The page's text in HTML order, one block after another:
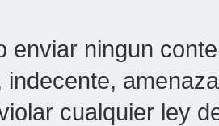
enviar ningun
indecente,
cualquier ley